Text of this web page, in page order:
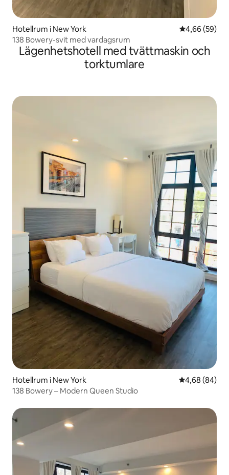
Hotellrum i New York 4,66 av 5 i
4,66 (59)
138 Bowery-svit med vardagsrum
Lägenhetshotell med tvättmaskin och
torktumlare
Hotellrum i New York 4,68 av 5 i
4,68 (84)
138 Bowery – Modern Queen Studio